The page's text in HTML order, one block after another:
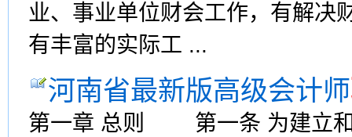
业、事业单位财会工作，有解决
有丰富的实际工 ...
河南省最新版高级会计师
第一章 总则 第一条 为建立和